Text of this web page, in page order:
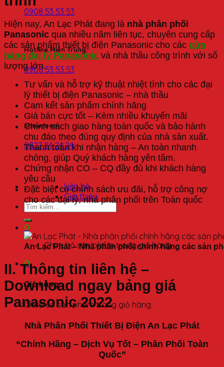
0908 53 53 53
Hotline Miền Trung:
0908 53 53 53
Showroom:
0827 24 24 24
Liên hệ
Giới thiệu
0
Chưa có sản phẩm trong giỏ hàng.
0
Giỏ hàng
Chưa có sản phẩm trong giỏ hàng.
Hiện nay, An Lạc Phát đang là nhà phân phối
Panasonic qua nhiều năm liên tục, chuyên cung cấp
các sản phẩm thiết bị điện Panasonic cho các cửa
hàng đại lý Panasonic và nhà thầu công trình với số
lượng lớn.
Tư vấn và hỗ trợ kỹ thuật nhiệt tình cho các đại
lý thiết bị điện Panasonic – nhà thầu
Cam kết sản phẩm chính hãng
Giá bán cực tốt – Kèm nhiều khuyến mãi
Chính sách giao hàng toàn quốc và bảo hành
chu đáo theo đúng quy định của nhà sản xuất.
Thanh toán khi nhận hàng – An toàn nhanh
chóng, giúp Quý khách hàng yên tâm.
Chứng nhận CO – CQ đầy đủ khi khách hàng
yêu cầu
Đặc biệt có chính sách ưu đãi, hỗ trợ công nợ
cho các đại lý, nhà phân phối trên Toàn quốc
An Lạc Phát – Nhà phân phối chính hãng các sản
II. Thông tin liên hệ –
Download ngay bảng giá
Panasonic 2022
Nhà Phân Phối Thiết Bị Điện An Lạc Phát
“Chính Hãng – Dịch Vụ Tốt–Phân Phối Toàn
Quốc”